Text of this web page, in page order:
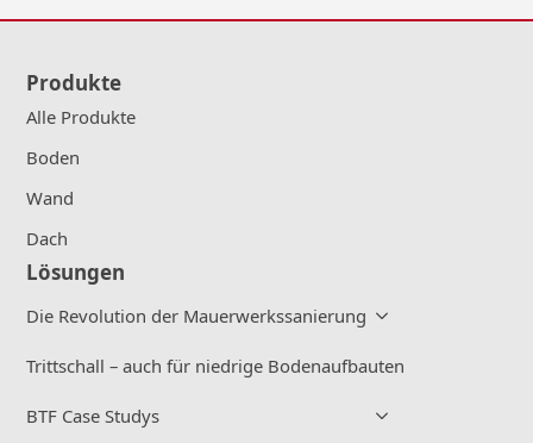
Produkte
Alle Produkte
Boden
Wand
Dach
Lösungen
Die Revolution der Mauerwerkssanierung
Trittschall – auch für niedrige Bodenaufbauten
BTF Case Studys